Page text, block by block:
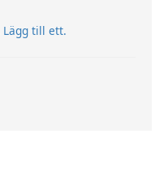
Lägg till ett.